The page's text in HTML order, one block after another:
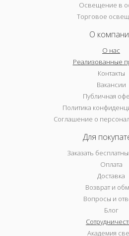
Освещение в
Торговое
О
О нас
Реализованные
Контакты
Вакансии
Публичная
Политика
Соглашение о
Для
Заказать
Оплата
Доставка
Возврат и
Вопросы и
Блог
Академия